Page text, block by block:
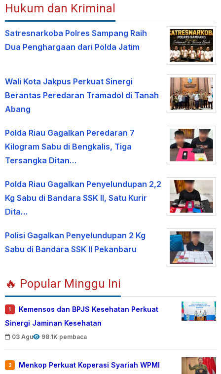
Hukum dan Kriminal
Satresnarkoba Polres Sampang Raih
Dua Penghargaan dari Polda Jatim
Wali Kota Jakpus Perkuat Sinergi
Berantas Peredaran Tramadol di Tanah
Abang
Polda Riau Gagalkan Peredaran 7
Kilogram Sabu di Bengkalis, Tiga
Tersangka Ditan…
Polda Riau Gagalkan Penyelundupan 2,2
Kg Sabu di Bandara SSK II, Satu Kurir
Dita…
Polisi Gagalkan Penyelundupan 2 Kg
Sabu di Bandara SSK II Pekanbaru
🔥 Popular Minggu Ini
1
Kemensos dan BPJS Kesehatan Perkuat
Sinergi Jaminan Kesehatan
03 Agu 98.1K pembaca
2 Menkop Perkuat Koperasi Syariah WPMI